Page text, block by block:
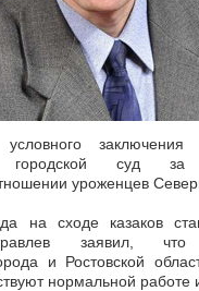
заключения
городской суд за
уроженцев
на сходе казаков
заявил, что
и Ростовской
нормальной работе